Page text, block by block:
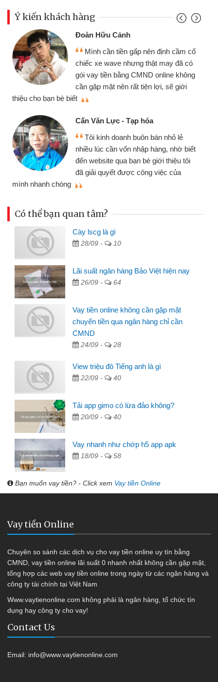
Ý kiến khách hàng
Đoàn Hữu Cảnh
Mình cần tiền gấp nên định cầm cố
chiếc xe wave nhưng thật may đã có
gói vay tiền bằng CMND online không
cần gặp mặt nên rất tiện lợi, sẽ giới
thiệu cho bạn bè biết
Cấn Văn Lực - Tạp hóa
Tôi kinh doanh buôn bán nhỏ lẻ
nhiều lúc cần vốn nhập hàng, nhờ biết
đến website qua bạn bè giới thiệu tôi
đã giải quyết được công việc của
mình nhanh chóng
Có thể bạn quan tâm?
Cày lscg là gì
28/09 - 10
Lãi suất ngân hàng Bảo Việt hiện nay
26/09 - 64
Vay tiền online không cần gặp mặt
chuyển tiền qua ngân hàng chỉ cần
CMND
24/09 - 28
View triệu đô Tiếng anh là gì
22/09 - 40
Tải app gimo có lừa đảo không?
20/09 - 40
Vay nhanh như chớp h5 app apk
18/09 - 58
Bạn muốn vay tiền? - Click xem Vay tiền Online
Vay tiền Online
Chuyên so sánh các dịch vụ cho vay tiền online uy tín bằng
CMND, vay tiền online lãi suất 0 nhanh nhất không cần gặp mặt,
tổng hợp các web vay tiền online trong ngày từ các ngân hàng và
công ty tài chính tại Việt Nam
Www.vaytienonline.com không phải là ngân hàng, tổ chức tín
dụng hay công ty cho vay!
Contact Us
Email: info@www.vaytienonline.com